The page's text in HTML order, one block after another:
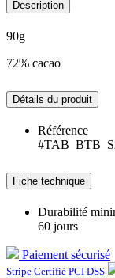
Description
90g
72% cacao
Détails du produit
Référence
Fiche technique
Durabilité
60 jours
Paiement sécurisé
Stripe Certifié PCI DSS